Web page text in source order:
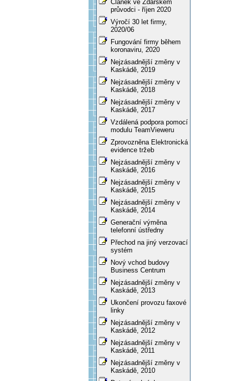
Článek ve Ždárském
průvodci - říjen 2020
Výročí 30 let firmy,
2020/06
Fungování firmy během
koronaviru, 2020
Nejzásadnější změny v
Kaskádě, 2019
Nejzásadnější změny v
Kaskádě, 2018
Nejzásadnější změny v
Kaskádě, 2017
Vzdálená podpora pomocí
modulu TeamVieweru
Zprovozněna Elektronická
evidence tržeb
Nejzásadnější změny v
Kaskádě, 2016
Nejzásadnější změny v
Kaskádě, 2015
Nejzásadnější změny v
Kaskádě, 2014
Generační výměna
telefonní ústředny
Přechod na jiný verzovací
systém
Nový vchod budovy
Business Centrum
Nejzásadnější změny v
Kaskádě, 2013
Ukončení provozu faxové
linky
Nejzásadnější změny v
Kaskádě, 2012
Nejzásadnější změny v
Kaskádě, 2011
Nejzásadnější změny v
Kaskádě, 2010